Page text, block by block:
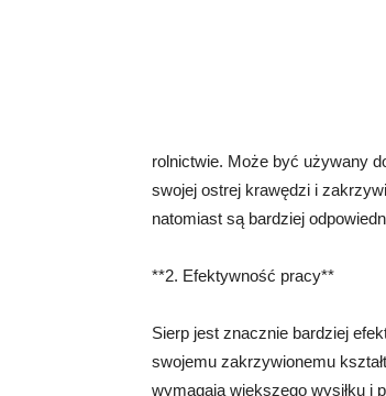
rolnictwie. Może być używany
swojej ostrej krawędzi i
natomiast są bardziej
**2. Efektywność pracy**
Sierp jest znacznie bardziej
swojemu zakrzywionemu
wymagają większego wysiłku i